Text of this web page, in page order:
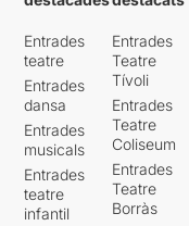
Entrades
teatre
Entrades
dansa
Entrades
musicals
Entrades
teatre
infantil
Entrades
Teatre
Tívoli
Entrades
Teatre
Coliseum
Entrades
Teatre
Borràs